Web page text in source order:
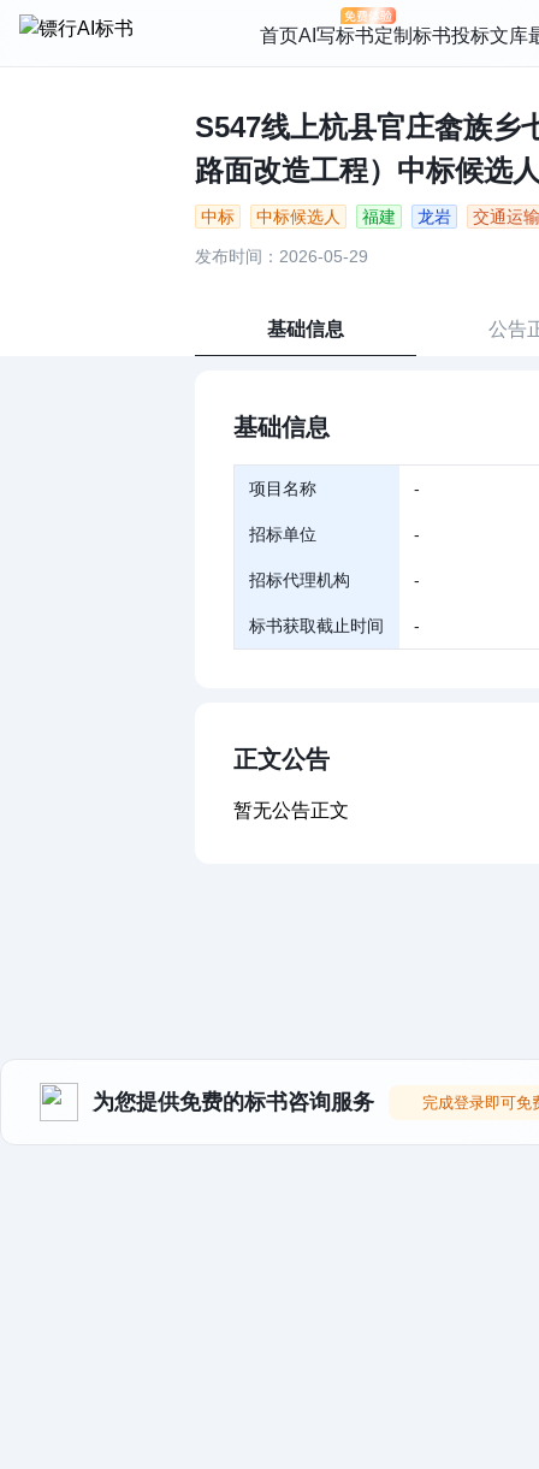
首页AI写标书定制标书投标文库
S547线上杭县官庄畲族乡
路面改造工程）中标候选
中标 中标候选人 福建 龙岩 交通运输
发布时间：2026-05-29
基础信息 公告
基础信息
项目名称 -
招标单位 -
招标代理机构 -
标书获取截止时间 -
正文公告
暂无公告正文
为您提供免费的标书咨询服务 完成登录即可免